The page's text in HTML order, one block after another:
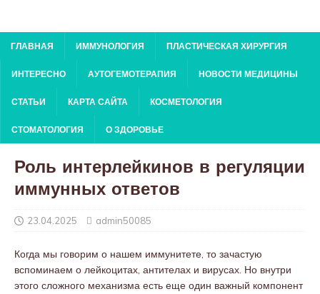
ГЛАВНАЯ ИММУНОЛОГИЯ ПЛАСТИЧЕСКАЯ ХИРУРГИЯ
ИНТЕРЕСНО АУТОГЕМОТЕРАПИЯ НОВОСТИ МЕДИЦИНЫ
СТАТЬИ КАРТА САЙТА КОСМЕТОЛОГИЯ
СТОМАТОЛОГИЯ О ЗДОРОВЬЕ
Роль интерлейкинов в регуляции
иммунных ответов
23.04.2025 admin50085
Когда мы говорим о нашем иммунитете, то зачастую
вспоминаем о лейкоцитах, антителах и вирусах. Но внутри
этого сложного механизма есть еще один важный компонент